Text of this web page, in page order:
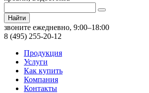
Найти
звоните ежедневно, 9:00–18:00
8 (495) 255-20-12
Продукция
Услуги
Как купить
Компания
Контакты